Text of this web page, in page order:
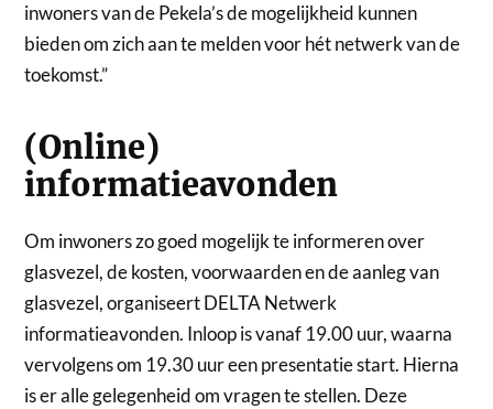
inwoners van de Pekela’s de mogelijkheid kunnen
bieden om zich aan te melden voor hét netwerk van de
toekomst.”
(Online)
informatieavonden
Om inwoners zo goed mogelijk te informeren over
glasvezel, de kosten, voorwaarden en de aanleg van
glasvezel, organiseert DELTA Netwerk
informatieavonden. Inloop is vanaf 19.00 uur, waarna
vervolgens om 19.30 uur een presentatie start. Hierna
is er alle gelegenheid om vragen te stellen. Deze